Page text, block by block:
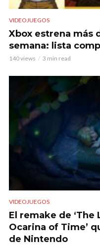
VIDEOJUEGOS
Xbox estrena más
semana: lista
140 views 3 min read
VIDEOJUEGOS
El remake de
Ocarina of Time’
de Nintendo